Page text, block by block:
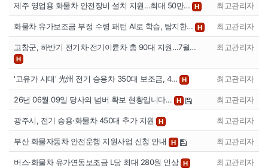
제주 영업용 화물차 안전장비 설치 지원...최대 50만… H 최고관리자
화물차 유가보조금 부정 수령 패턴 AI로 학습, 탐지한… H 최고관리자
고창군, 하반기 전기차·전기이륜차 총 90대 지원…7월…
H
최고관리자
'고유가 시대' 光州 전기 승용차 350대 보조금, 4… H 최고관리자
26년 06월 09일 당사의 넘버 확보 현황입니다... H 최고관리자
광주시, 전기 승용·화물차 450대 추가 지원 H 최고관리자
부산 화물자동차 안전운행 지원사업 신청 안내 H 최고관리자
버스·화물차 유가연동보조금 L당 최대 280원 인상 H 최고관리자